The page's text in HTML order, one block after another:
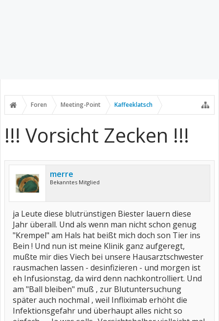
Foren Meeting-Point Kaffeeklatsch
!!! Vorsicht Zecken !!!
merre
Bekanntes Mitglied
ja Leute diese blutrünstigen Biester lauern diese
Jahr überall. Und als wenn man nicht schon genug
"Krempel" am Hals hat beißt mich doch son Tier ins
Bein ! Und nun ist meine Klinik ganz aufgeregt,
mußte mir dies Viech bei unsere Hausarztschwester
rausmachen lassen - desinfizieren - und morgen ist
eh Infusionstag, da wird denn nachkontrolliert. Und
am "Ball bleiben" muß , zur Blutuntersuchung
später auch nochmal , weil Infliximab erhöht die
Infektionsgefahr und überhaupt alles nicht so